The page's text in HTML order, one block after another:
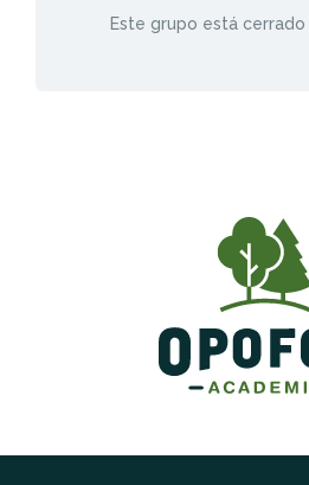
Este grupo está